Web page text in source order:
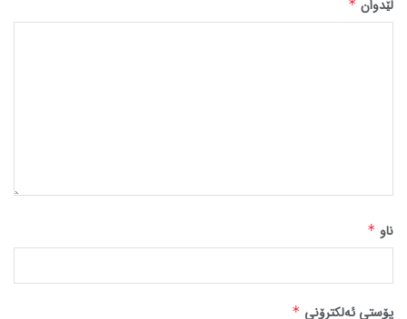
لێدوان *
ناو *
پۆستی ئەلکترۆنی *